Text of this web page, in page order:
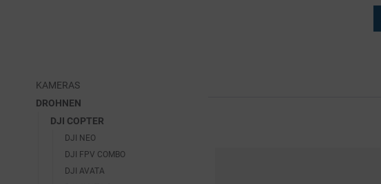
KAMERAS
DROHNEN
DJI COPTER
DJI NEO
DJI FPV COMBO
DJI AVATA